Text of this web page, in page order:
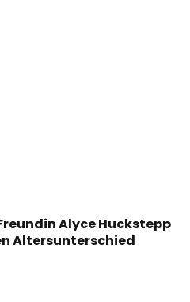
Alyce Huckstepp
Altersunterschied